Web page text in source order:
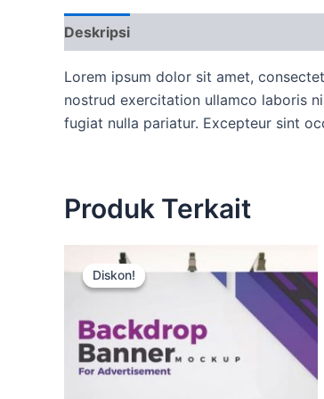
Deskripsi
Lorem ipsum dolor sit amet,
nostrud exercitation ullamco laboris
fugiat nulla pariatur. Excepteur sint
Produk Terkait
Diskon!
Diskon!
Harga
aslinya
adalah:
Harga
saat